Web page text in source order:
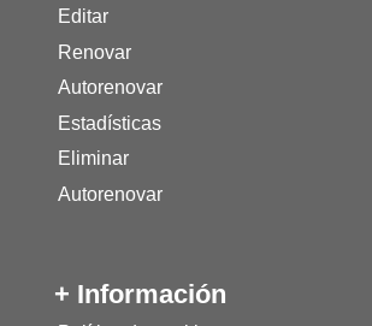
Editar
Renovar
Autorenovar
Estadísticas
Eliminar
Autorenovar
+ Información